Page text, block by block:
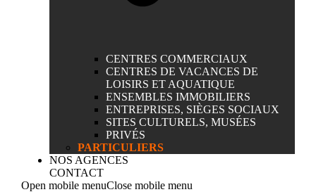
CENTRES COMMERCIAUX
CENTRES DE VACANCES DE
LOISIRS ET AQUATIQUE
ENSEMBLES IMMOBILIERS
ENTREPRISES, SIÈGES SOCIAUX
SITES CULTURELS, MUSÉES
PRIVÉS
PARTICULIERS
NOS AGENCES
CONTACT
Open mobile menuClose mobile menu